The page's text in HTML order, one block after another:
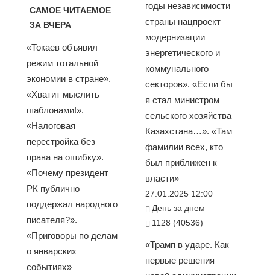
САМОЕ ЧИТАЕМОЕ
ЗА ВЧЕРА
«Токаев объявил
режим тотальной
экономии в стране».
«Хватит мыслить
шаблонами!».
«Налоговая
перестройка без
права на ошибку».
«Почему президент
РК публично
поддержал народного
писателя?».
«Приговоры по делам
о январских
событиях»
годы независимости
страны нацпроект
модернизации
энергетического и
коммунального
секторов». «Если бы
я стал министром
сельского хозяйства
Казахстана…». «Там
фамилии всех, кто
был приближен к
власти»
27.01.2025 12:00
День за днем
1128 (40536)
«Трамп в ударе. Как
первые решения